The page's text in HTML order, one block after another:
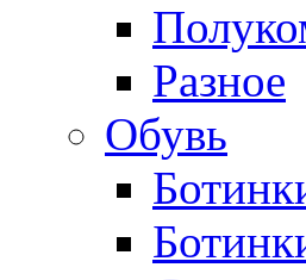
Разное
Обувь